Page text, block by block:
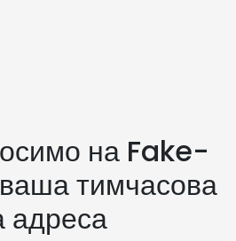
на Fake-
тимчасова
адреса